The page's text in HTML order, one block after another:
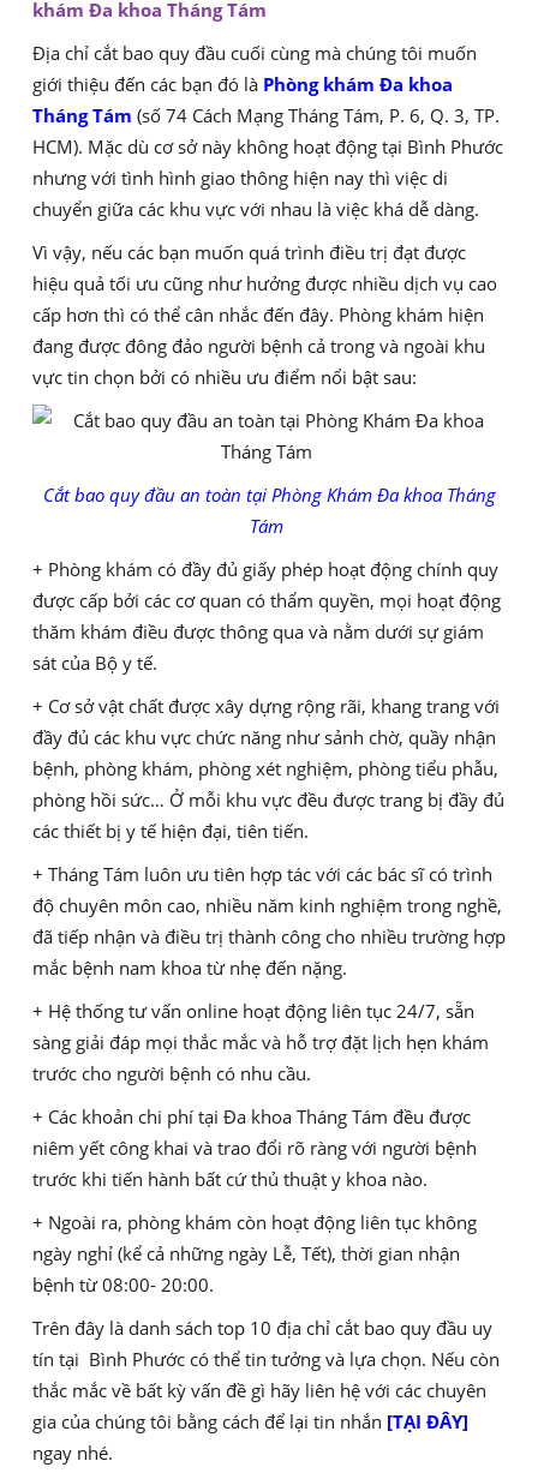
khám Đa khoa Tháng Tám
Địa chỉ cắt bao quy đầu cuối cùng mà chúng tôi muốn
giới thiệu đến các bạn đó là Phòng khám Đa khoa
Tháng Tám (số 74 Cách Mạng Tháng Tám, P. 6, Q. 3, TP.
HCM). Mặc dù cơ sở này không hoạt động tại Bình Phước
nhưng với tình hình giao thông hiện nay thì việc di
chuyển giữa các khu vực với nhau là việc khá dễ dàng.
Vì vậy, nếu các bạn muốn quá trình điều trị đạt được
hiệu quả tối ưu cũng như hưởng được nhiều dịch vụ cao
cấp hơn thì có thể cân nhắc đến đây. Phòng khám hiện
đang được đông đảo người bệnh cả trong và ngoài khu
vực tin chọn bởi có nhiều ưu điểm nổi bật sau:
Cắt bao quy đầu an toàn tại Phòng Khám Đa khoa Tháng
Tám
+ Phòng khám có đầy đủ giấy phép hoạt động chính quy
được cấp bởi các cơ quan có thẩm quyền, mọi hoạt động
thăm khám điều được thông qua và nằm dưới sự giám
sát của Bộ y tế.
+ Cơ sở vật chất được xây dựng rộng rãi, khang trang với
đầy đủ các khu vực chức năng như sảnh chờ, quầy nhận
bệnh, phòng khám, phòng xét nghiệm, phòng tiểu phẫu,
phòng hồi sức… Ở mỗi khu vực đều được trang bị đầy đủ
các thiết bị y tế hiện đại, tiên tiến.
+ Tháng Tám luôn ưu tiên hợp tác với các bác sĩ có trình
độ chuyên môn cao, nhiều năm kinh nghiệm trong nghề,
đã tiếp nhận và điều trị thành công cho nhiều trường hợp
mắc bệnh nam khoa từ nhẹ đến nặng.
+ Hệ thống tư vấn online hoạt động liên tục 24/7, sẵn
sàng giải đáp mọi thắc mắc và hỗ trợ đặt lịch hẹn khám
trước cho người bệnh có nhu cầu.
+ Các khoản chi phí tại Đa khoa Tháng Tám đều được
niêm yết công khai và trao đổi rõ ràng với người bệnh
trước khi tiến hành bất cứ thủ thuật y khoa nào.
+ Ngoài ra, phòng khám còn hoạt động liên tục không
ngày nghỉ (kể cả những ngày Lễ, Tết), thời gian nhận
bệnh từ 08:00- 20:00.
Trên đây là danh sách top 10 địa chỉ cắt bao quy đầu uy
tín tại Bình Phước có thể tin tưởng và lựa chọn. Nếu còn
thắc mắc về bất kỳ vấn đề gì hãy liên hệ với các chuyên
gia của chúng tôi bằng cách để lại tin nhắn [TẠI ĐÂY]
ngay nhé.